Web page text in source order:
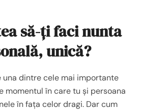
să-ți faci nunta
unică?
una dintre cele mai importante
momentul în care tu și persoana
în fața celor dragi. Dar cum